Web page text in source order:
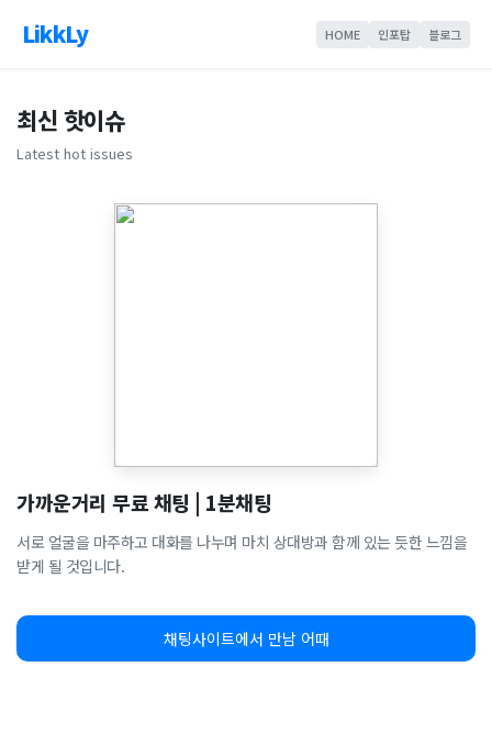
LikkLy HOME 인포탑 블로그
최신 핫이슈
Latest hot issues
가까운거리 무료 채팅 | 1분채팅
서로 얼굴을 마주하고 대화를 나누며 마치 상대방과 함께 있는 듯한 느낌을
받게 될 것입니다.
채팅사이트에서 만남 어때